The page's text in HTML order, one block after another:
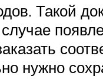
Такой
нужно